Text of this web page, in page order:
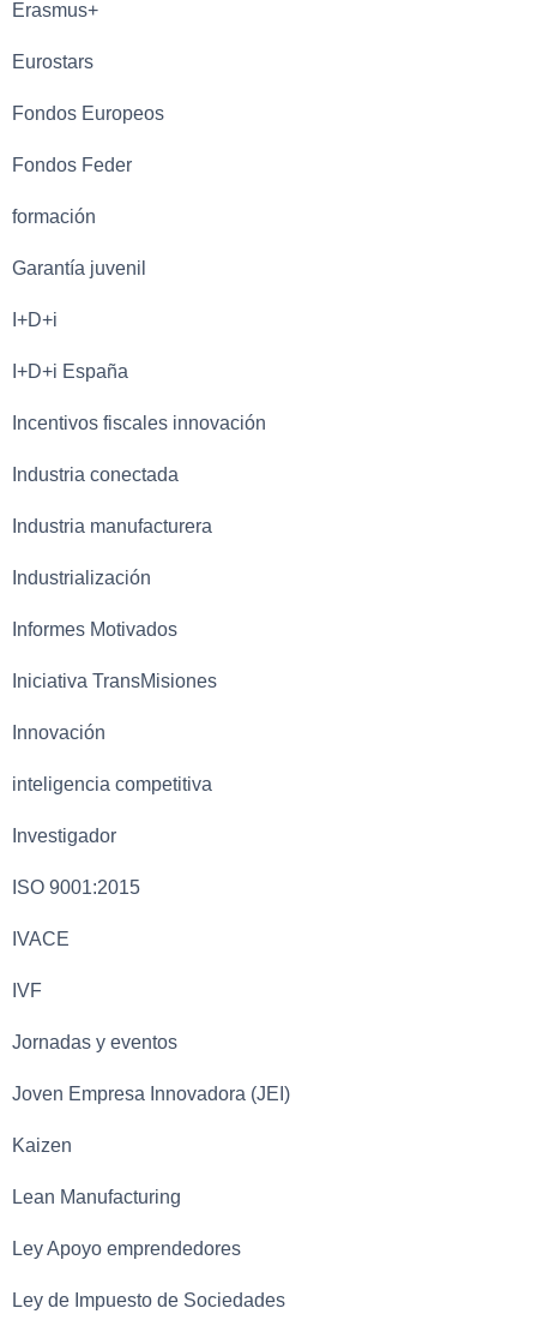
Erasmus+
Eurostars
Fondos Europeos
Fondos Feder
formación
Garantía juvenil
I+D+i
I+D+i España
Incentivos fiscales innovación
Industria conectada
Industria manufacturera
Industrialización
Informes Motivados
Iniciativa TransMisiones
Innovación
inteligencia competitiva
Investigador
ISO 9001:2015
IVACE
IVF
Jornadas y eventos
Joven Empresa Innovadora (JEI)
Kaizen
Lean Manufacturing
Ley Apoyo emprendedores
Ley de Impuesto de Sociedades